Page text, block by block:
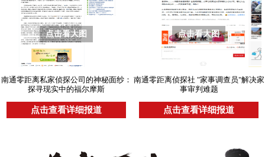
点击看大图
南通零距离私家侦探公司的神秘面纱：
探寻现实中的福尔摩斯
点击查看详细报道
点击看大图
南通零距离侦探社 "家事调查员"解决家
事审判难题
点击查看详细报道